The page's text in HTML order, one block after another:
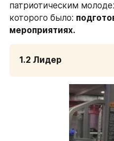
патриотическим
которого было:
мероприятиях.
1.2 Лидер